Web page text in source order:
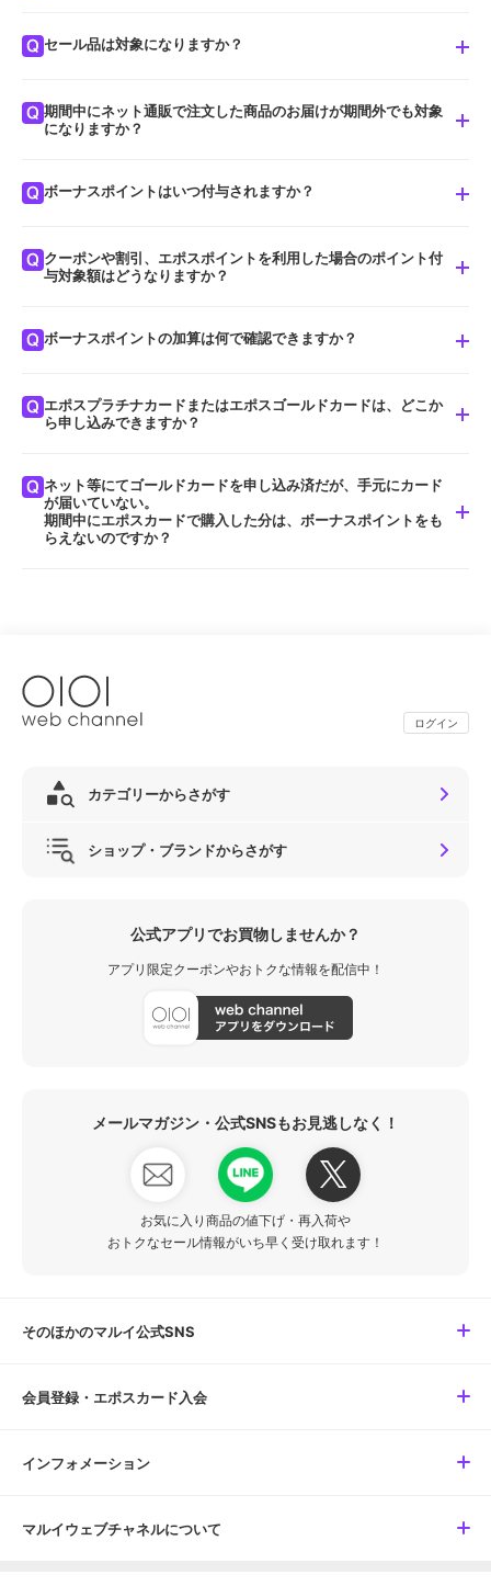
お持ちの方
ざいます）
■ 対象となる支払い方法
※リボ払い・3回以上の分割払いには手数料がかかります。 詳しくはこ
福袋、食品、アニメグッズなど、一部ボーナスポイント対象外商品が
セール品は対象になりますか？
対象になります。
期間中にネット通販で注文した商品のお届けが期間外でも対象
になりますか？
対象になります。
ボーナスポイントはいつ付与されますか？
お買上げ金額の10%分のポイントは、ボーナスポイントとして5月下
※エポスNet会員・ウェブチャネルメルマガ会員のお客様には別途、電
クーポンや割引、エポスポイントを利用した場合のポイント付
与対象額はどうなりますか？
webクーポンやエポスポイント、エポスカード入会特典クーポン等、
クレジット利用金額(税込)の10%分がエポスポイント付与予定数で
す。
少なくなりますので、ご注意ください。
ボーナスポイントの加算は何で確認できますか？
ボーナスポイントはご利用明細と、エポスカードのインターネットサ
5月下旬頃からご覧いただけます。
※マルイウェブチャネルをご利用の場合、クレジット利用額（税込）
エポスプラチナカードまたはエポスゴールドカードは、どこか
ら申し込みできますか？
エポスプラチナカード・エポスゴールドカードのお申し込みについて
は、エポスカードホームページをご確認ください。
ネット等にてゴールドカードを申し込み済だが、手元にカード
が届いていない。
期間中にエポスカードで購入した分は、ボーナスポイントをも
らえないのですか？
（但し一部ご希望に沿えない場合がございます）
ログイン
カテゴリーからさがす
ショップ・ブランドからさがす
公式アプリでお買物しませんか？
アプリ限定クーポンやおトクな情報を配信中！
メールマガジン・公式SNSもお見逃しなく！
お気に入り商品の値下げ・再入荷や
おトクなセール情報がいち早く受け取れます！
そのほかのマルイ公式SNS
会員登録・エポスカード入会
インフォメーション
マルイウェブチャネルについて